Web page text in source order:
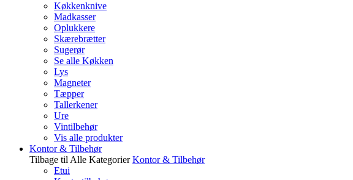
Køkkenknive
Madkasser
Oplukkere
Skærebrætter
Sugerør
Se alle Køkken
Lys
Magneter
Tæpper
Tallerkener
Ure
Vintilbehør
Vis alle produkter
Kontor & Tilbehør
Tilbage til Alle Kategorier Kontor & Tilbehør
Etui